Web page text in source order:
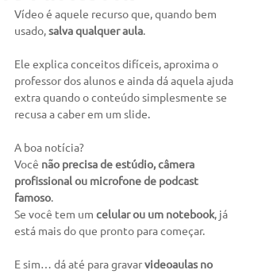
Vídeo é aquele recurso que, quando bem
usado, salva qualquer aula.
Ele explica conceitos difíceis, aproxima o
professor dos alunos e ainda dá aquela ajuda
extra quando o conteúdo simplesmente se
recusa a caber em um slide.
A boa notícia?
Você não precisa de estúdio, câmera
profissional ou microfone de podcast
famoso.
Se você tem um celular ou um notebook, já
está mais do que pronto para começar.
E sim… dá até para gravar videoaulas no